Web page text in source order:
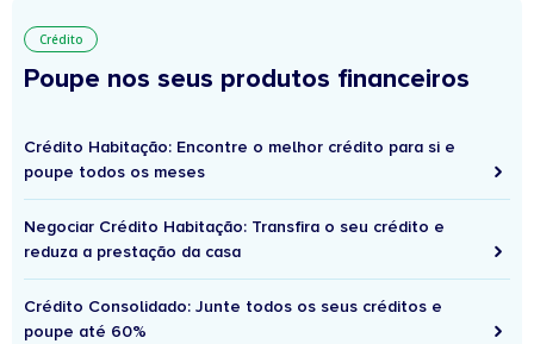
Crédito
Poupe nos seus produtos financeiros
Crédito Habitação: Encontre o melhor crédito para si e
poupe todos os meses
Negociar Crédito Habitação: Transfira o seu crédito e
reduza a prestação da casa
Crédito Consolidado: Junte todos os seus créditos e
poupe até 60%